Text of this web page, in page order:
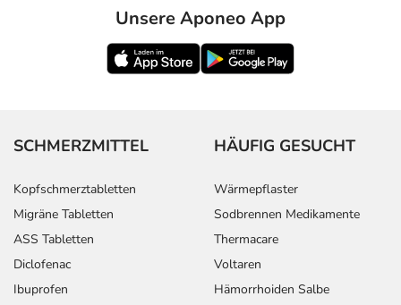
Unsere Aponeo App
SCHMERZMITTEL
Kopfschmerztabletten
Migräne Tabletten
ASS Tabletten
Diclofenac
Ibuprofen
HÄUFIG GESUCHT
Wärmepflaster
Sodbrennen Medikamente
Thermacare
Voltaren
Hämorrhoiden Salbe